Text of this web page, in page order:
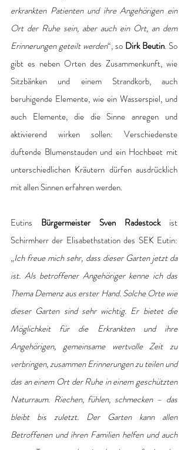
erkrankten Patienten und ihre Angehörigen ein
Ort der Ruhe sein, aber auch ein Ort, an dem
Erinnerungen geteilt werden“, so Dirk Beutin. So
gibt es neben Orten des Zusammenkunft, wie
Sitzbänken und einem Strandkorb, auch
beruhigende Elemente, wie ein Wasserspiel, und
auch Elemente, die die Sinne anregen und
aktivierend wirken sollen: Verschiedenste
duftende Blumenstauden und ein Hochbeet mit
unterschiedlichen Kräutern dürfen ausdrücklich
mit allen Sinnen erfahren werden.
Eutins Bürgermeister Sven Radestock ist
Schirmherr der Elisabethstation des SEK Eutin:
„Ich freue mich sehr, dass dieser Garten jetzt da
ist. Als betroffener Angehöriger kenne ich das
Thema Demenz aus erster Hand. Solche Orte wie
dieser Garten sind sehr wichtig. Er bietet die
Möglichkeit für die Erkrankten und ihre
Angehörigen, gemeinsame wertvolle Zeit zu
verbringen, zusammen Erinnerungen zu teilen und
das an einem Ort der Ruhe in einem geschützten
Naturraum. Riechen, fühlen, schmecken – das
bleibt bis zuletzt. Der Garten kann allen
Betroffenen und ihren Familien helfen und auch